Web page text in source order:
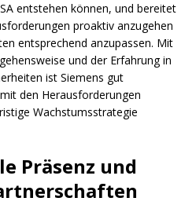
entstehen können, und bereitet
proaktiv anzugehen
entsprechend anzupassen. Mit
und der Erfahrung in
ist Siemens gut
den Herausforderungen
Wachstumsstrategie
Präsenz und